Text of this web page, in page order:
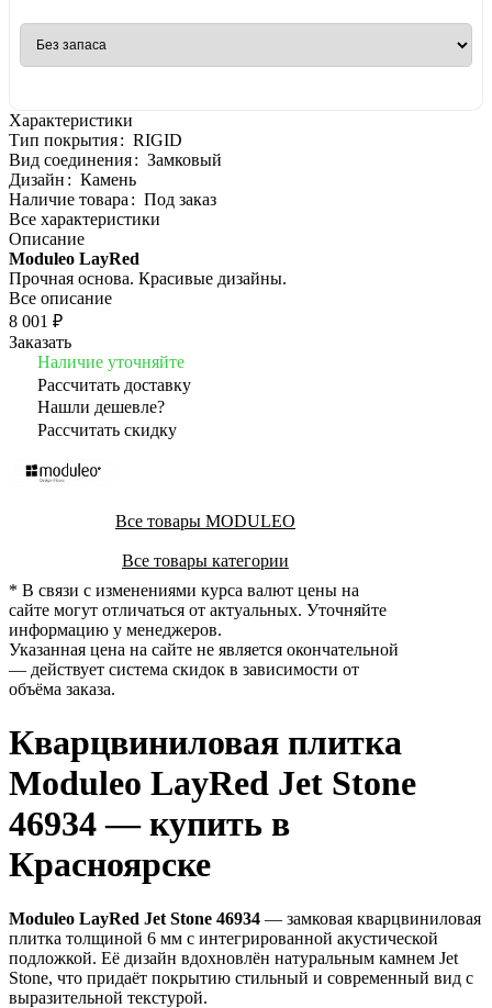
Характеристики
Тип покрытия: RIGID
Вид соединения: Замковый
Дизайн: Камень
Наличие товара: Под заказ
Все характеристики
Описание
Moduleo LayRed
Прочная основа. Красивые дизайны.
Все описание
8 001 ₽
Заказать
Наличие уточняйте
Рассчитать доставку
Нашли дешевле?
Рассчитать скидку
Все товары MODULEO
Все товары категории
* В связи с изменениями курса валют цены на
сайте могут отличаться от актуальных. Уточняйте
информацию у менеджеров.
Указанная цена на сайте не является окончательной
— действует система скидок в зависимости от
объёма заказа.
Кварцвиниловая плитка
Moduleo LayRed Jet Stone
46934 — купить в
Красноярске
Moduleo LayRed Jet Stone 46934 — замковая кварцвиниловая
плитка толщиной 6 мм с интегрированной акустической
подложкой. Её дизайн вдохновлён натуральным камнем Jet
Stone, что придаёт покрытию стильный и современный вид с
выразительной текстурой.